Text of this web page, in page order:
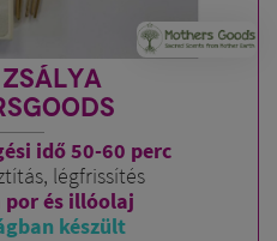
idő 50-60 perc
légfrissítés
por és illóolaj
készült